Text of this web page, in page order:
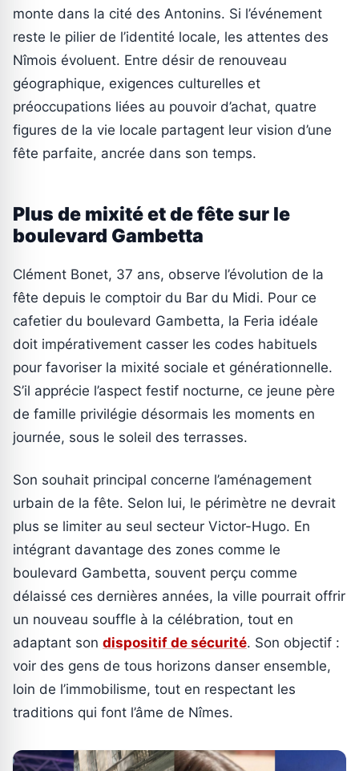
monte dans la cité des Antonins. Si l’événement
reste le pilier de l’identité locale, les attentes des
Nîmois évoluent. Entre désir de renouveau
géographique, exigences culturelles et
préoccupations liées au pouvoir d’achat, quatre
figures de la vie locale partagent leur vision d’une
fête parfaite, ancrée dans son temps.
Plus de mixité et de fête sur le
boulevard Gambetta
Clément Bonet, 37 ans, observe l’évolution de la
fête depuis le comptoir du Bar du Midi. Pour ce
cafetier du boulevard Gambetta, la Feria idéale
doit impérativement casser les codes habituels
pour favoriser la mixité sociale et générationnelle.
S’il apprécie l’aspect festif nocturne, ce jeune père
de famille privilégie désormais les moments en
journée, sous le soleil des terrasses.
Son souhait principal concerne l’aménagement
urbain de la fête. Selon lui, le périmètre ne devrait
plus se limiter au seul secteur Victor-Hugo. En
intégrant davantage des zones comme le
boulevard Gambetta, souvent perçu comme
délaissé ces dernières années, la ville pourrait offrir
un nouveau souffle à la célébration, tout en
adaptant son dispositif de sécurité. Son objectif :
voir des gens de tous horizons danser ensemble,
loin de l’immobilisme, tout en respectant les
traditions qui font l’âme de Nîmes.